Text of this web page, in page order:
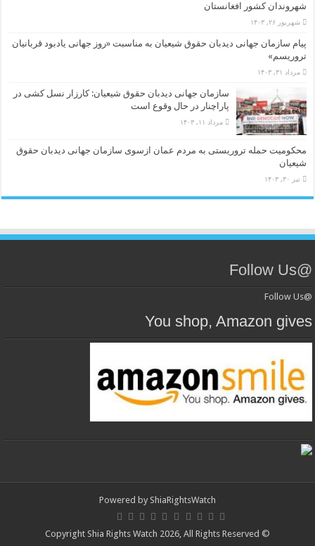
شهروندان کشور افغانستان
شهریور ۲۶, ۱۴۰۳
پیام سازمان جهانی دیدبان حقوق شیعیان به مناسبت «روز جهانی یادبود قربانیان
تروریسم»
مرداد ۳۱, ۱۴۰۳
سازمان جهانی دیدبان حقوق شیعیان: کارزار نسل کشی در
پاراچنار در حال وقوع است
مرداد ۱۱, ۱۴۰۳
محکومیت حمله تروریستی به مردم عمان ازسوی سازمان جهانی دیدبان حقوق
شیعیان
تیر ۳۰, ۱۴۰۳
@Follow Us
@Follow Us
You shop, Amazon gives
Powered by ShiaRightsWatch
© Copyright Shia Rights Watch 2026, All Rights Reserved